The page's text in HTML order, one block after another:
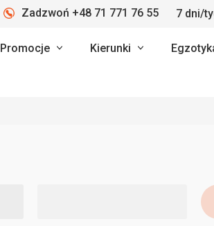
Zadzwoń +48 71 771 76 55 7 dni/
Promocje Kierunki